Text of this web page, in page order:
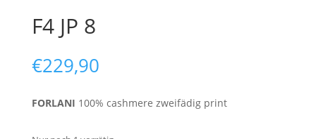
F4 JP 8
€229,90
FORLANI 100% cashmere zweifädig print